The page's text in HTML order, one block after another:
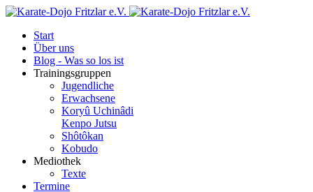
Start
Über uns
Blog - Was so los ist
Trainingsgruppen
Jugendliche
Erwachsene
Koryû Uchinâdi
Kenpo Jutsu
Shôtôkan
Kobudo
Mediothek
Texte
Termine